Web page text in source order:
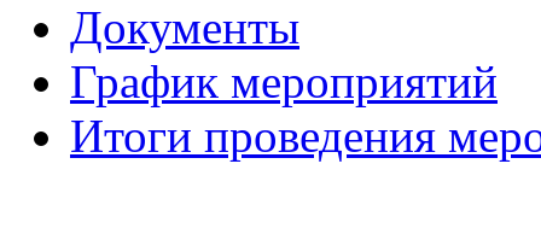
Документы
График мероприятий
Итоги проведения